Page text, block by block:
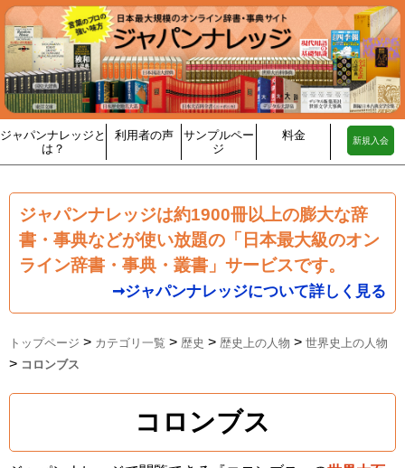
ジャパンナレッジと
は？
利用者の声
サンプルペー
ジ
料金 新規入会
ジャパンナレッジは約1900冊以上の膨大な辞
書・事典などが使い放題の「日本最大級のオン
ライン辞書・事典・叢書」サービスです。
➞ジャパンナレッジについて詳しく見る
トップページ > カテゴリ一覧 > 歴史 > 歴史上の人物 > 世界史上の人物
> コロンブス
コロンブス